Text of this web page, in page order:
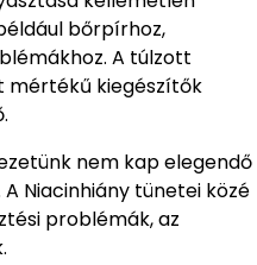
bőrpírhoz,
A túlzott
mértékű kiegészítők
nem kap elegendő
Niacinhiány tünetei közé
problémák, az